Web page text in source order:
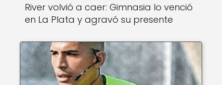
River volvió a caer: Gimnasia lo venció
en La Plata y agravó su presente